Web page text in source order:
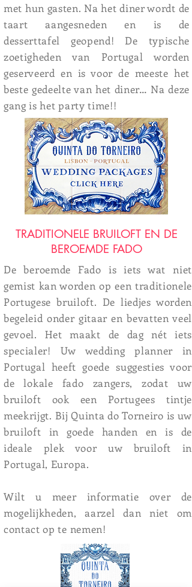
met hun gasten. Na het diner wordt de
taart aangesneden en is de
desserttafel geopend! De typische
zoetigheden van Portugal worden
geserveerd en is voor de meeste het
beste gedeelte van het diner… Na deze
gang is het party time!!
TRADITIONELE BRUILOFT EN DE
BEROEMDE FADO
De beroemde Fado is iets wat niet
gemist kan worden op een traditionele
Portugese bruiloft. De liedjes worden
begeleid onder gitaar en bevatten veel
gevoel. Het maakt de dag nét iets
specialer! Uw wedding planner in
Portugal heeft goede suggesties voor
de lokale fado zangers, zodat uw
bruiloft ook een Portugees tintje
meekrijgt. Bij Quinta do Torneiro is uw
bruiloft in goede handen en is de
ideale plek voor uw bruiloft in
Portugal, Europa.
Wilt u meer informatie over de
mogelijkheden, aarzel dan niet om
contact op te nemen!